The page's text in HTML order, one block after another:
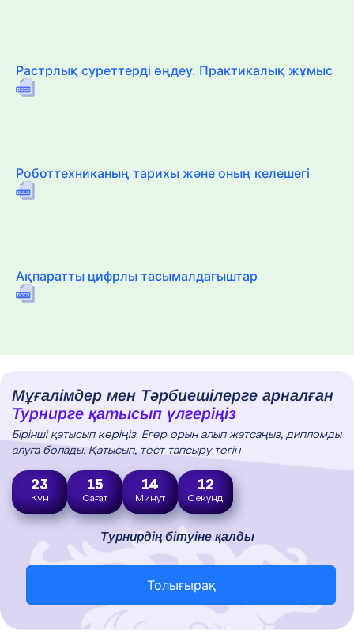
Растрлық суреттерді өңдеу. Практикалық жұмыс
Роботтехниканың тарихы және оның келешегі
Ақпаратты цифрлы тасымалдағыштар
Мұғалімдер мен Тәрбиешілерге арналған
Турнирге қатысып үлгеріңіз
Бірінші қатысып көріңіз. Егер орын алып жатсаңыз, дипломды
алуға болады. Қатысып, тест тапсыру тегін
23
Күн
15
Сағат
14
Минут
11
Секунд
Турнирдің бітуіне қалды
Толығырақ